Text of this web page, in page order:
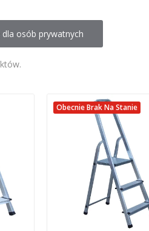
osób prywatnych
Obecnie Brak Na Stanie